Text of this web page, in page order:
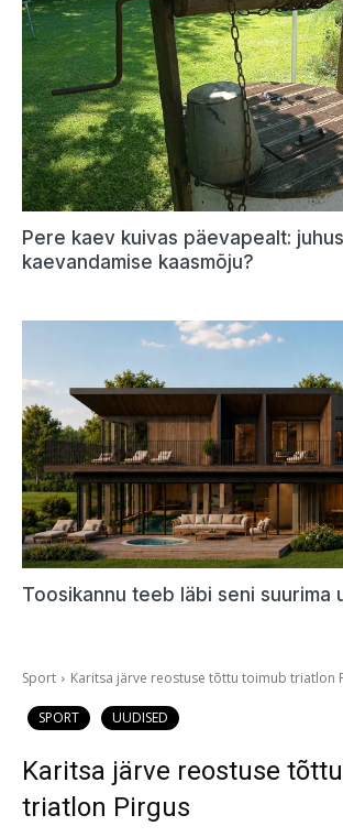
Pere kaev kuivas päevapealt:
kaevandamise kaasmõju?
Toosikannu teeb läbi seni suurima